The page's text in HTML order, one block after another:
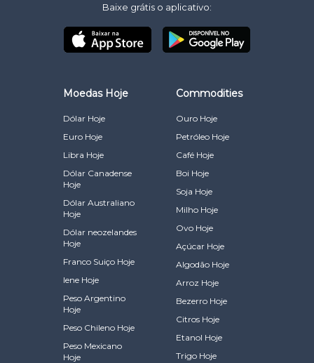
Baixe grátis o aplicativo:
Moedas Hoje
Dólar Hoje
Euro Hoje
Libra Hoje
Dólar Canadense
Hoje
Dólar Australiano
Hoje
Dólar neozelandes
Hoje
Franco Suiço Hoje
Iene Hoje
Peso Argentino
Hoje
Peso Chileno Hoje
Peso Mexicano
Hoje
Commodities
Ouro Hoje
Petróleo Hoje
Café Hoje
Boi Hoje
Soja Hoje
Milho Hoje
Ovo Hoje
Açúcar Hoje
Algodão Hoje
Arroz Hoje
Bezerro Hoje
Citros Hoje
Etanol Hoje
Trigo Hoje